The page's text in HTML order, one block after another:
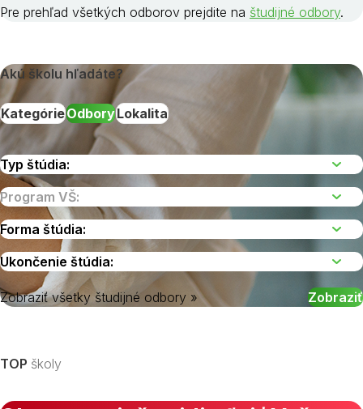
Pre prehľad všetkých odborov prejdite na študijné odbory.
Akú školu hľadáte?
KategórieOdboryLokalita
Zobraziť všetky študijné odbory »
TOP školy